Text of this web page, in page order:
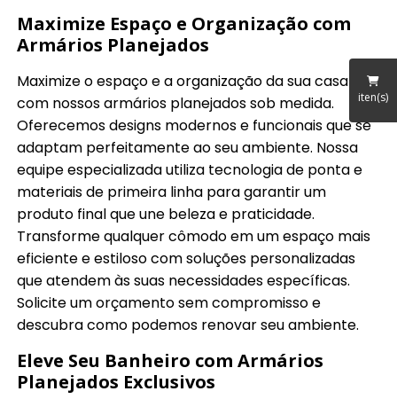
iten(s)
Maximize Espaço e Organização com
Armários Planejados
Maximize o espaço e a organização da sua casa
com nossos armários planejados sob medida.
Oferecemos designs modernos e funcionais que se
adaptam perfeitamente ao seu ambiente. Nossa
equipe especializada utiliza tecnologia de ponta e
materiais de primeira linha para garantir um
produto final que une beleza e praticidade.
Transforme qualquer cômodo em um espaço mais
eficiente e estiloso com soluções personalizadas
que atendem às suas necessidades específicas.
Solicite um orçamento sem compromisso e
descubra como podemos renovar seu ambiente.
Eleve Seu Banheiro com Armários
Planejados Exclusivos